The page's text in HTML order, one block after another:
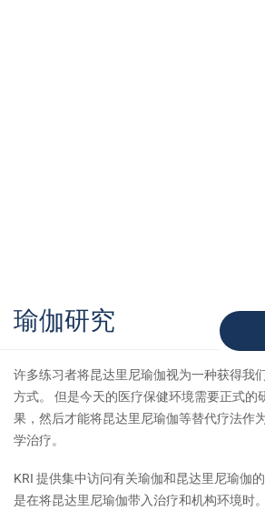
瑜伽研究
许多练习者将昆达里尼瑜伽视为一种获得我
方式。 但是今天的医疗保健环境需要正式的
果，然后才能将昆达里尼瑜伽等替代疗法作
学治疗。
KRI 提供集中访问有关瑜伽和昆达里尼瑜伽
是在将昆达里尼瑜伽带入治疗和机构环境时